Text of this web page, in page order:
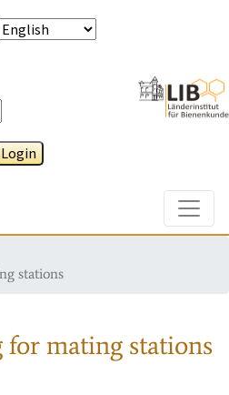
Login
stations
for mating stations